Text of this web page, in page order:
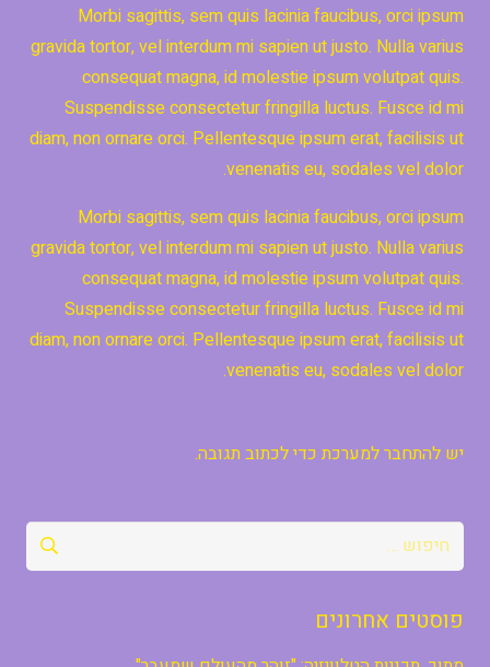
Morbi sagittis, sem quis lacinia faucibus, orci ipsum
gravida tortor, vel interdum mi sapien ut justo. Nulla varius
consequat magna, id molestie ipsum volutpat quis.
Suspendisse consectetur fringilla luctus. Fusce id mi
diam, non ornare orci. Pellentesque ipsum erat, facilisis ut
venenatis eu, sodales vel dolor.
Morbi sagittis, sem quis lacinia faucibus, orci ipsum
gravida tortor, vel interdum mi sapien ut justo. Nulla varius
consequat magna, id molestie ipsum volutpat quis.
Suspendisse consectetur fringilla luctus. Fusce id mi
diam, non ornare orci. Pellentesque ipsum erat, facilisis ut
venenatis eu, sodales vel dolor.
יש להתחבר למערכתכדי לכתוב תגובה.
חיפוש:
פוסטים אחרונים